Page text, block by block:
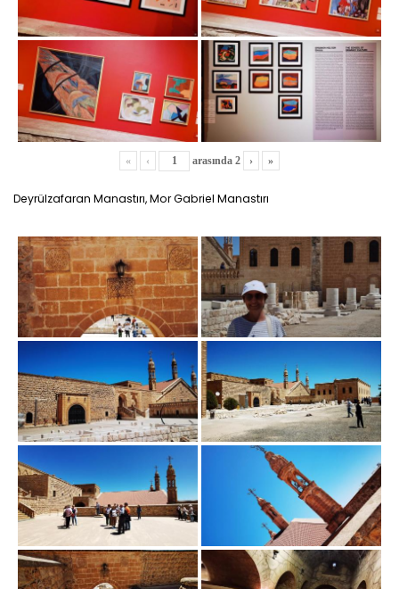
« ‹ arasında 2 › »
Deyrülzafaran Manastırı, Mor Gabriel Manastırı